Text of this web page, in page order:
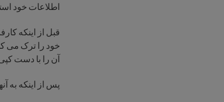
اطلاعات خود
قبل از اینکه
خود را ترک می
آن را با دست
پس از اینکه به